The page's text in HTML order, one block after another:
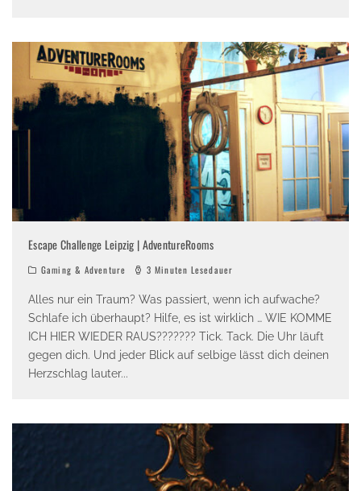
Escape Challenge Leipzig | AdventureRooms
Gaming & Adventure 3 Minuten Lesedauer
Alles nur ein Traum? Was passiert, wenn ich aufwache?
Schlafe ich überhaupt? Hilfe, es ist wirklich … WIE KOMME
ICH HIER WIEDER RAUS??????? Tick. Tack. Die Uhr läuft
gegen dich. Und jeder Blick auf selbige lässt dich deinen
Herzschlag lauter...